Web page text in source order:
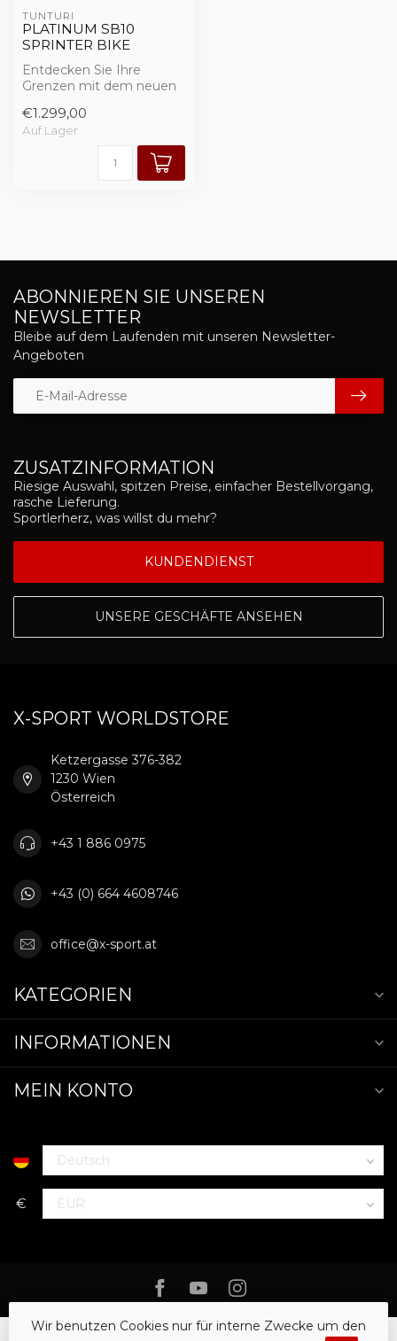
TUNTURI
PLATINUM SB10
SPRINTER BIKE
Entdecken Sie Ihre
Grenzen mit dem neuen
von Tunturi
Das...
€1.299,00
Auf Lager
ZUSATZINFORMATION
Riesige Auswahl, spitzen Preise, einfacher Bestellvorgang,
rasche Lieferung.
Sportlerherz, was willst du mehr?
KUNDENDIENST
UNSERE GESCHÄFTE ANSEHEN
ABONNIEREN SIE UNSEREN
NEWSLETTER
Bleibe auf dem Laufenden mit unseren Newsletter-
Angeboten
X-SPORT WORLDSTORE
Ketzergasse 376-382
1230 Wien
Österreich
+43 1 886 0975
+43 (0) 664 4608746
office@x-sport.at
KATEGORIEN
INFORMATIONEN
MEIN KONTO
€
Wir benutzen Cookies nur für interne Zwecke um den